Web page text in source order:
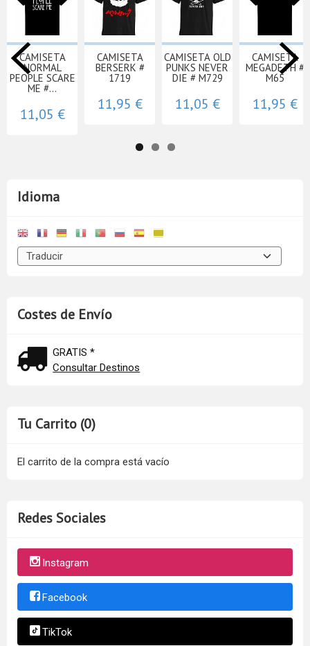
Idioma
Costes de Envío
GRATIS *
Consultar Destinos
Tu Carrito (0)
El carrito de la compra está vacío
Redes Sociales
Instagram
Facebook
TikTok
CAMISETA
NORMAL
PEOPLE SCARE
ME #...
11,05 €
CAMISETA
BERSERK #
1719
11,95 €
CAMISETA OLD
PUNKS NEVER
DIE # M729
11,05 €
CAMISETA
MEGADETH #
M65
11,95 €